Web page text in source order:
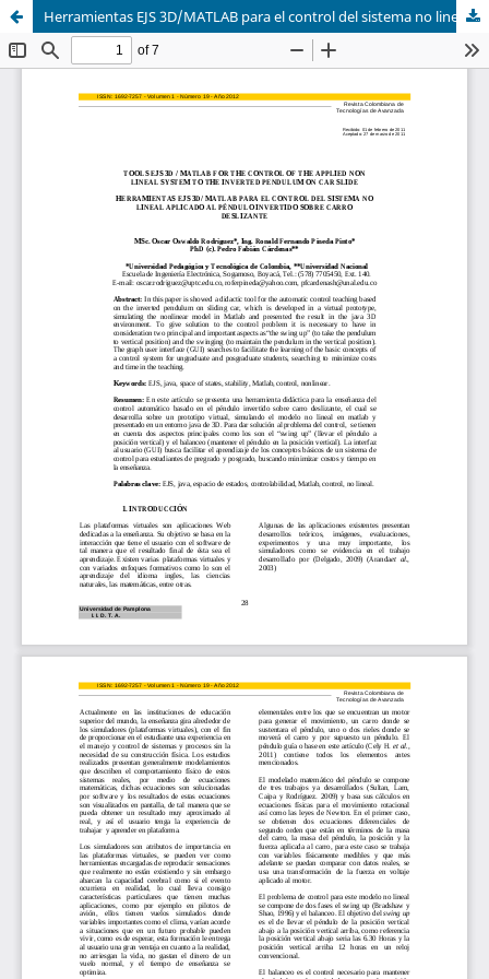
Herramientas EJS 3D/MATLAB para el control del sistema no lineal aplicado al péndulo invertido sobre carro deslizante